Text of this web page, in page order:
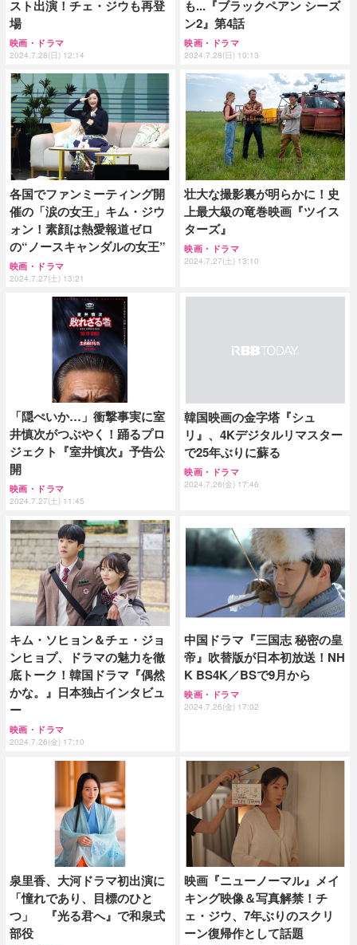
スト出演！チェ・ジウも再登
場
映画・ドラマ
2024.7.28(日) 12:14
も...『ブラックペアン シーズ
ン2』第4話
映画・ドラマ
2024.7.28(日) 10:13
各国でファンミーティング開
催の「涙の女王」キム・ジウ
ォン！素顔は熱愛報道ゼロ
の“ノースキャンダルの女王”
映画・ドラマ
2024.7.27(土) 13:21
壮大な撮影裏が明らかに！史
上最大級の竜巻映画『ツイス
ターズ』
映画・ドラマ
2024.7.27(土) 13:10
「隠ぺいか…」衝撃事実に室
井慎次がつぶやく！踊るプロ
ジェクト『室井慎次』予告公
開
映画・ドラマ
2024.7.27(土) 11:45
韓国映画の金字塔『シュ
リ』、4Kデジタルリマスター
で25年ぶりに蘇る
映画・ドラマ
2024.7.26(金) 17:46
キム・ソヒョン＆チェ・ジョ
ンヒョプ、ドラマの魅力を徹
底トーク！韓国ドラマ『偶然
かな。』日本独占インタビュ
ー
映画・ドラマ
2024.7.26(金) 17:10
中国ドラマ『三国志 秘密の皇
帝』吹替版が日本初放送！NH
K BS4K／BSで9月から
映画・ドラマ
2024.7.26(金) 17:02
泉里香、大河ドラマ初出演に
「憧れであり、目標のひと
つ」 『光る君へ』で和泉式
部役
映画『ニューノーマル』メイ
キング映像＆写真解禁！チ
ェ・ジウ、7年ぶりのスクリ
ーン復帰作として話題